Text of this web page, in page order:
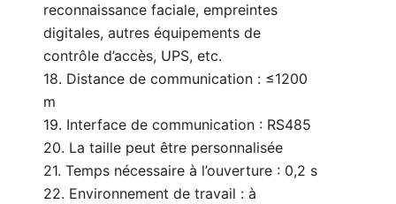
reconnaissance faciale, empreintes
digitales, autres équipements de
contrôle d’accès, UPS, etc.
18. Distance de communication : ≤1200
m
19. Interface de communication : RS485
20. La taille peut être personnalisée
21. Temps nécessaire à l’ouverture : 0,2 s
22. Environnement de travail : à